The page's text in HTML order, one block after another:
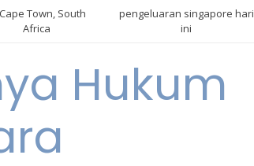
Cape Town, South
Africa
pengeluaran singapore hari
ini
Hukum